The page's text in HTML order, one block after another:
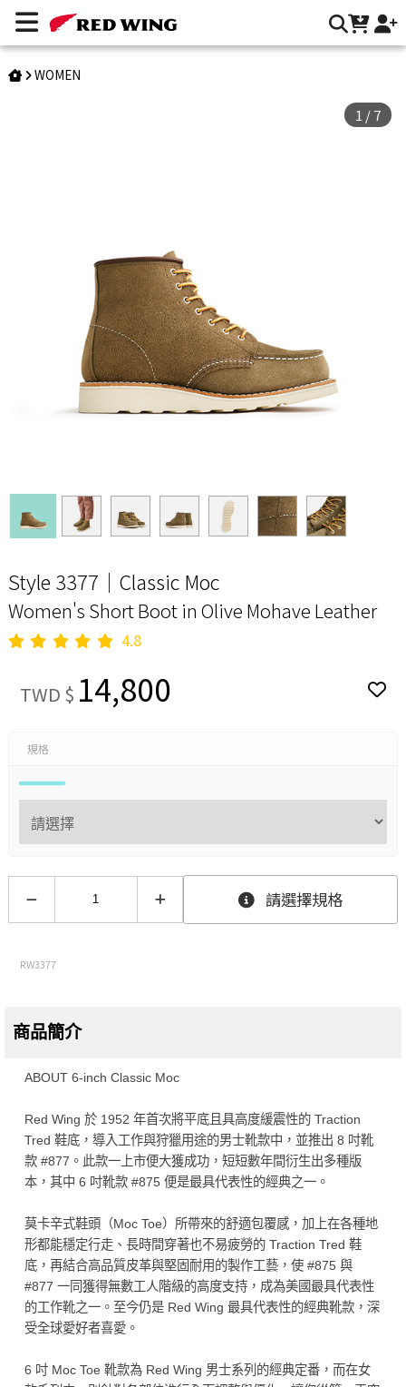
Style 3377｜Classic Moc | Red Wing Heritage 台灣官方網站
WOMEN
1 /7
Style 3377｜Classic Moc
Women's Short Boot in Olive Mohave Leather
4.8
TWD $ 14,800
規格
請選擇規格
RW3377
商品簡介
ABOUT 6-inch Classic Moc
Red Wing 於 1952 年首次將平底且具高度緩震性的 Traction
Tred 鞋底，導入工作與狩獵用途的男士靴款中，並推出 8 吋靴
款 #877。此款一上市便大獲成功，短短數年間衍生出多種版
本，其中 6 吋靴款 #875 便是最具代表性的經典之一。
莫卡辛式鞋頭（Moc Toe）所帶來的舒適包覆感，加上在各種地
形都能穩定行走、長時間穿著也不易疲勞的 Traction Tred 鞋
底，再結合高品質皮革與堅固耐用的製作工藝，使 #875 與
#877 一同獲得無數工人階級的高度支持，成為美國最具代表性
的工作靴之一。至今仍是 Red Wing 最具代表性的經典靴款，深
受全球愛好者喜愛。
6 吋 Moc Toe 靴款為 Red Wing 男士系列的經典定番，而在女